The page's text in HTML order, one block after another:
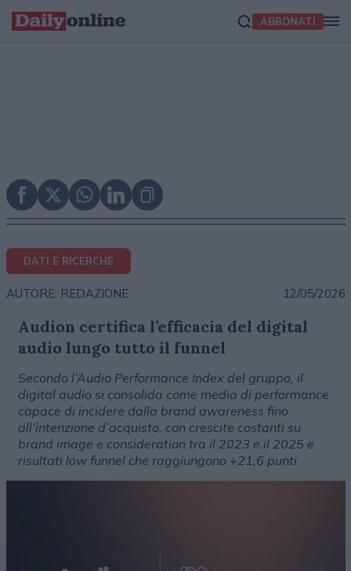
ABBONATI
DATI E RICERCHE
AUTORE: REDAZIONE 12/05/2026
Audion certifica l’efficacia del digital
audio lungo tutto il funnel
Secondo l’Audio Performance Index del gruppo, il
digital audio si consolida come media di performance
capace di incidere dalla brand awareness fino
all’intenzione d’acquisto, con crescite costanti su
brand image e consideration tra il 2023 e il 2025 e
risultati low funnel che raggiungono +21,6 punti